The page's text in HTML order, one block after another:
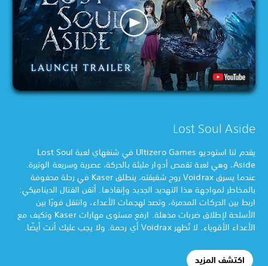
Lost Soul Aside
يقدم لنا استوديو Ultizero Games في شنغهاي لعبة Lost Soul
Aside، وهي لعبة تقمص أدوار مليئة بالحركة، عصرية وسريعة الوتيرة.
عندما يسرق Voidrax روح شقيقته، ينطلق Kaser في رحلة محفوفة
بالمخاطر لمواجهة هذا التهديد الجديد وإنقاذها. أتقن القتال الديناميكي:
اربط بين الحركات المدمرة، وتصد لهجمات الأعداء، وانتقل فورًا بين
الأسلحة لإطلاق ضربات مذهلة. ارفع مستوى مهارات Kaser وتكيف مع
الأعداء الأقوياء. لا تُظهر Voidrax أي رحمة. ولا يجب عليك أنت أيضًا.
اكتشف المزيد